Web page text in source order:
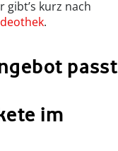
gibt’s kurz nach
.
passt
im